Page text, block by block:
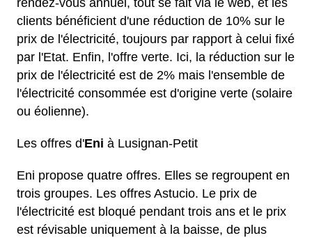
rendez-vous annuel, tout se fait via le web, et les
clients bénéficient d'une réduction de 10% sur le
prix de l'électricité, toujours par rapport à celui fixé
par l'Etat. Enfin, l'offre verte. Ici, la réduction sur le
prix de l'électricité est de 2% mais l'ensemble de
l'électricité consommée est d'origine verte (solaire
ou éolienne).
Les offres d'Eni à Lusignan-Petit
Eni propose quatre offres. Elles se regroupent en
trois groupes. Les offres Astucio. Le prix de
l'électricité est bloqué pendant trois ans et le prix
est révisable uniquement à la baisse, de plus